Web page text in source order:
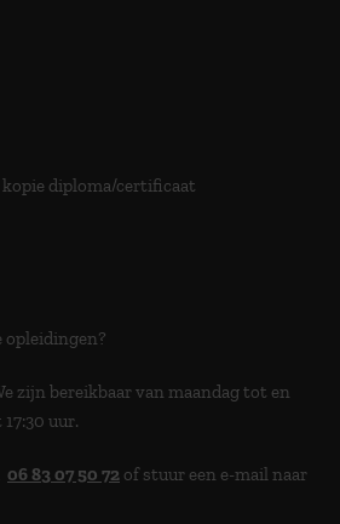
diploma/certificaat
opleidingen?
zijn bereikbaar van maandag tot en
uur.
06 83 07 50 72 of stuur een e-mail naar